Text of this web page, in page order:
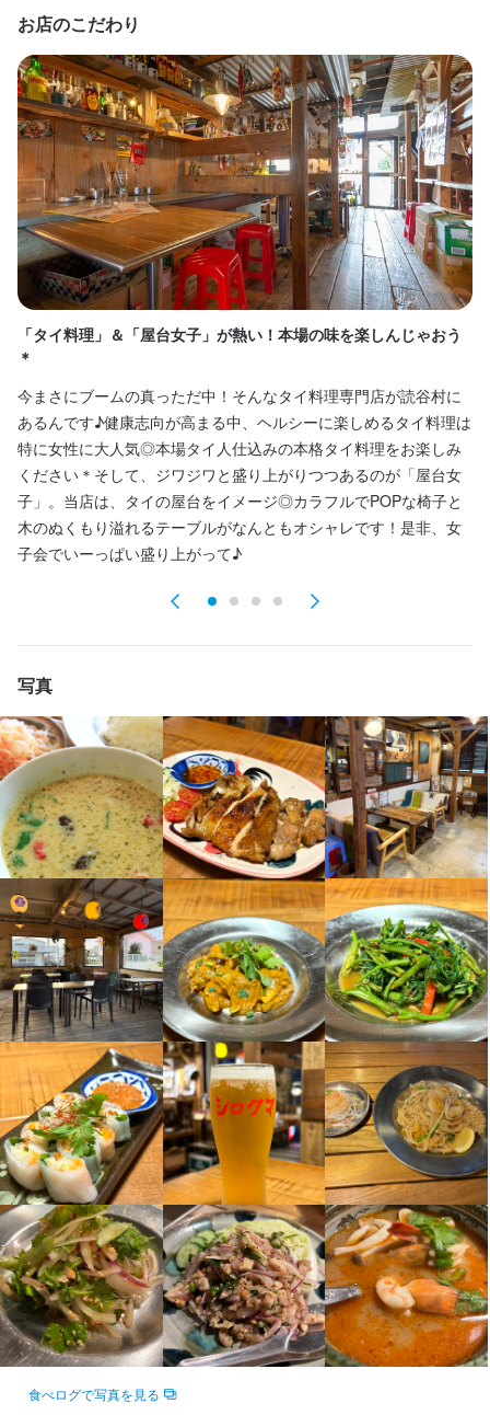
お店のこだわり
「タイ料理」＆「屋台女子」が熱い！本場の味を楽しんじゃおう
＊
今まさにブームの真っただ中！そんなタイ料理専門店が読谷村に
あるんです♪健康志向が高まる中、ヘルシーに楽しめるタイ料理は
特に女性に大人気◎本場タイ人仕込みの本格タイ料理をお楽しみ
ください＊そして、ジワジワと盛り上がりつつあるのが「屋台女
子」。当店は、タイの屋台をイメージ◎カラフルでPOPな椅子と
木のぬくもり溢れるテーブルがなんともオシャレです！是非、女
子会でいーっぱい盛り上がって♪
写真
食べログで写真を見る
＜ランチ＞
・10:00～15：00
＜ディナー＞
・17：00～23：00
※1日4～8ｈ、土日を含む週4日～で時間曜日は応相談
※勤務時間、勤務曜日は相談して決めましょう
ランチタイムのみ勤務OK ダブルワーク・副業OK フルタイム歓迎
長期勤務歓迎
週2日からOK
週4日以上OK シフト制
休日・休暇
水曜定休日を含む週2～5日
月8日以上休みあり 平日のみ勤務OK(土日休み)
土日祝のみ勤務OK
待遇
・能力により昇給あり
・まかない付き
・駐車場完備
髪型自由
服装自由 ひげOK ネイルOK ピアスOK
特徴
学歴不問 未経験者歓迎 独立希望者歓迎 新卒歓迎
フリーター歓迎
大学生歓迎
主婦・主夫歓迎 女性活躍中 個人経営(2店舗以内)
仕事内容
接客サービス、料理やドリンクの配膳、洗い物、デザートの仕込
みや簡単な調理補助など
この仕事のおすすめポイント
外国人のお客様が多いお店です。英語が話せなくても、英語に触
れたい！外国人の方と接するのに慣れたい！方に最適です。
身に付くスキル
包丁さばき 盛り付け技術 英会話 肉の知識 野菜の知識
サービスマナー
店舗運営
応募資格
歓迎スキル・経験
コミュニケーション能力 飲食店での調理経験 飲食店での接客経験 調理師免許
・9：30～15：00
・17：00～23：00
※1日4～8ｈ、土日を含む週4日～で時間曜日は応相談
※勤務時間、勤務曜日は相談して決めましょう
ダブルワーク・副業OK フルタイム歓迎 長期勤務歓迎 週4日以上OK シフト制
休日・休暇
水曜定休日を含む週2～3日
月8日以上休みあり 土日祝のみ勤務OK 完全週休2日制 年末年始休暇あり
待遇
・まかない付き
・駐車場完備
・車、バイク通勤OK
まかない・食事補助あり 社員登用制度あり 車通勤OK
バイク通勤OK
髪型自由
服装自由 ひげOK ネイルOK ピアスOK
特徴
独立希望者歓迎 新卒歓迎
仕事内容
【調理スタッフ】
開店前の仕込み、料理の調理、盛り付け、洗い場などの調理業務
全般をお任せします。
将来的には、料理長候補として、仕入れ、食材管理、メニュー開
発、他の調理スタッフへの指導・育成などの業務もお任せしま
す。
この仕事のおすすめポイント
【独立希望者歓迎】
店舗運営のノウハウ、仕入れ業者の紹介など、将来の独立に向け
必要なことはすべて教えます。
【成果に応じた昇給アリ】
目標の達成度合いやスキルアップの度合いによって、給与はどん
どんアップしていきます。
身に付くスキル
包丁さばき 盛り付け技術 肉の知識 野菜の知識
サービスマナー
出店開業ノウハウ
店舗運営
応募資格
歓迎スキル・経験